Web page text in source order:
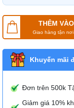
THÊM
Giao hàng tận
Khuyến mãi
Đơn trên 500k
Giảm giá 10%